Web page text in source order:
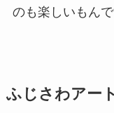
のも楽しいもんで
ふじさわアー